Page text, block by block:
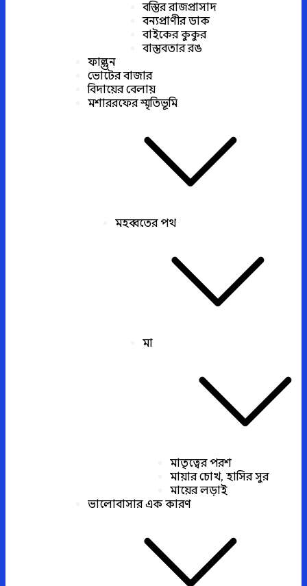
বস্তির রাজপ্রাসাদ
বন্যপ্রাণীর ডাক
বাইকের কুকুর
বাস্তবতার রঙ
ফাল্গুন
ভোটের বাজার
বিদায়ের বেলায়
মশাররফের স্মৃতিভূমি
মহব্বতের পথ
মা
মাতৃত্বের পরশ
মায়ার চোখ, হাসির সুর
মায়ের লড়াই
ভালোবাসার এক কারণ